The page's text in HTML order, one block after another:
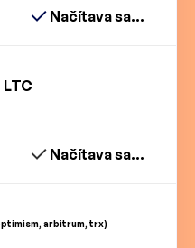
Načítava sa...
LTC
Načítava sa...
arbitrum, trx)